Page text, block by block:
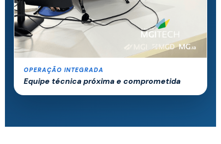
OPERAÇÃO INTEGRADA
Equipe técnica próxima e comprometida